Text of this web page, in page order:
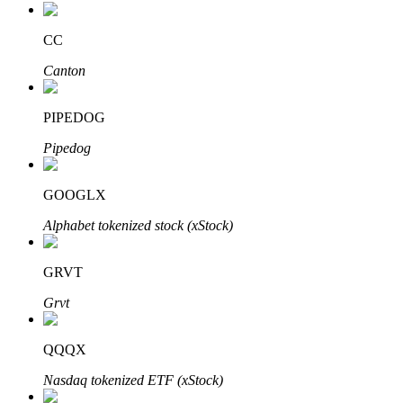
القروض
خدمة الاقتراض المدعومة بالعملات المشفرة
CC
Canton
PIPEDOG
Pipedog
GOOGLX
Alphabet tokenized stock (xStock)
GRVT
Grvt
QQQX
Nasdaq tokenized ETF (xStock)